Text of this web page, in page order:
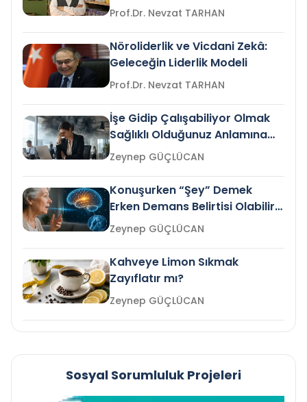
Prof.Dr. Nevzat TARHAN
Nöroliderlik ve Vicdani Zekâ:
Geleceğin Liderlik Modeli
Prof.Dr. Nevzat TARHAN
İşe Gidip Çalışabiliyor Olmak
Sağlıklı Olduğunuz Anlamına
Gelir mi?Zeynep GÜÇLÜCAN
Konuşurken “Şey” Demek
Erken Demans Belirtisi Olabilir
mi?
Zeynep GÜÇLÜCAN
Kahveye Limon Sıkmak
Zayıflatır mı?
Zeynep GÜÇLÜCAN
Sosyal Sorumluluk Projeleri